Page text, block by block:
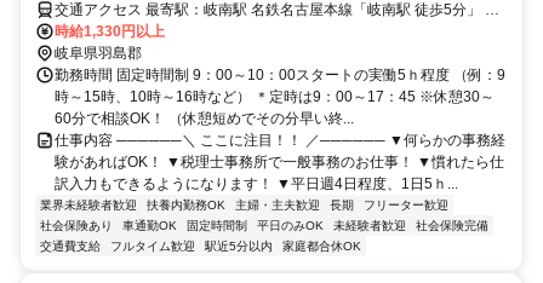
交通アクセス 最寄駅：岐南駅 名鉄名古屋本線「岐南駅 徒歩5分」 名
鉄各線「笠松駅 車8分」 ＪＲ各線「岐阜駅 車13分」 名鉄各線「名鉄
岐阜駅 車15分」 ＪＲ東海道線「穂積駅 車20分」 所在地：岐阜県羽
島郡岐南町下印食 ※車・自転車通勤OK（P無料）
時給1,330円以上
岐阜県羽島郡
勤務時間 固定時間制 9：00～10：00スタートの実働5ｈ程度 （例：9
時～15時、10時～16時など） ＊定時は9：00～17：45 ※休憩30～
60分で相談OK！ （休憩短めでその分早い終...
仕事内容 ──────＼ ここに注目！！ ／────── ▼何らかの事務経
験があればOK！ ▼税理士事務所で一般事務のお仕事！ ▼慣れたら仕
訳入力もできるようになります！ ▼平日週4日程度、1日5ｈ...
業界未経験者歓迎 扶養内勤務OK 主婦・主夫歓迎 長期
フリーター歓迎
社会保険あり
車通勤OK 固定時間制 平日のみOK 未経験者歓迎
社会保険完備
交通費支給
フルタイム歓迎 駅近5分以内 家庭都合休OK